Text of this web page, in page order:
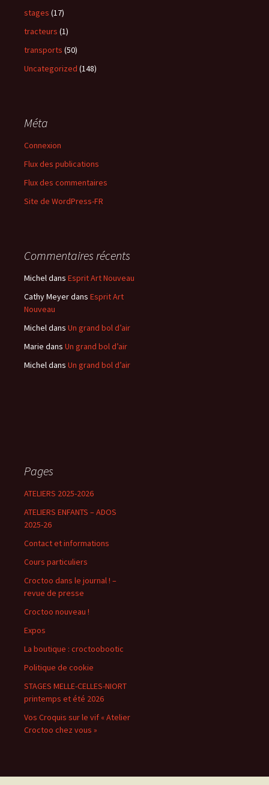
stages (17)
tracteurs (1)
transports (50)
Uncategorized (148)
Méta
Connexion
Flux des publications
Flux des commentaires
Site de WordPress-FR
Commentaires récents
Micheldans Esprit Art Nouveau
Cathy Meyerdans Esprit Art
Nouveau
Micheldans Un grand bol d’air
Marie dans Un grand bol d’air
Micheldans Un grand bol d’air
Pages
ATELIERS 2025-2026
ATELIERS ENFANTS – ADOS
2025-26
Contact et informations
Cours particuliers
Croctoo dans le journal ! –
revue de presse
Croctoo nouveau !
Expos
La boutique : croctoobootic
Politique de cookie
STAGES MELLE-CELLES-NIORT
printemps et été 2026
Vos Croquis sur le vif « Atelier
Croctoo chez vous »